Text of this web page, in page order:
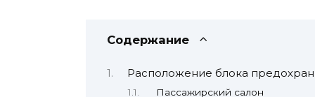
Содержание
Расположение блока
Пассажирский салон